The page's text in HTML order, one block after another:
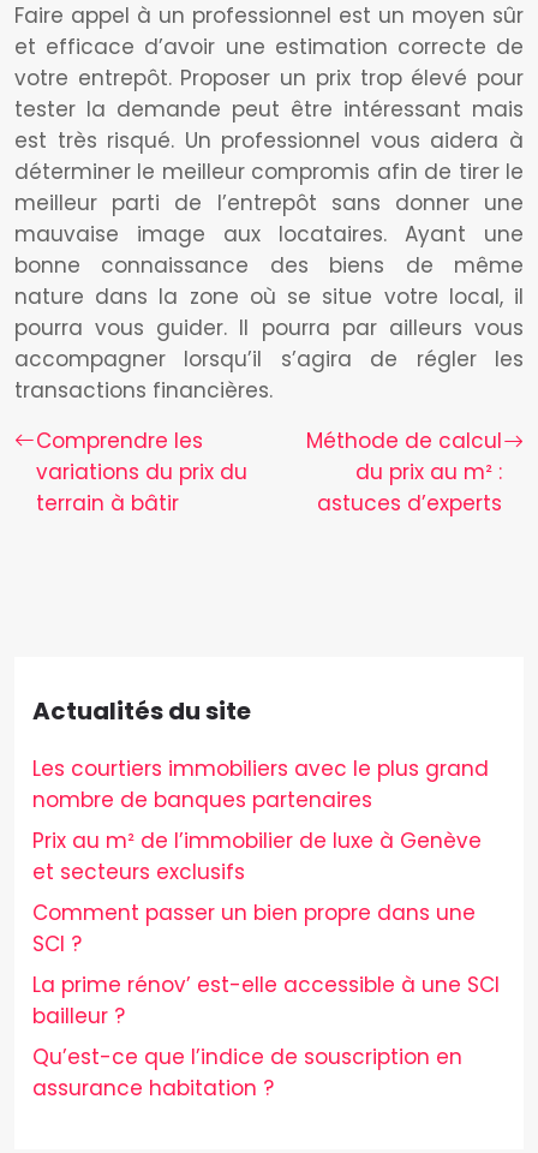
Faire appel à un professionnel est un moyen sûr
et efficace d’avoir une estimation correcte de
votre entrepôt. Proposer un prix trop élevé pour
tester la demande peut être intéressant mais
est très risqué. Un professionnel vous aidera à
déterminer le meilleur compromis afin de tirer le
meilleur parti de l’entrepôt sans donner une
mauvaise image aux locataires. Ayant une
bonne connaissance des biens de même
nature dans la zone où se situe votre local, il
pourra vous guider. Il pourra par ailleurs vous
accompagner lorsqu’il s’agira de régler les
transactions financières.
Comprendre les
variations du prix du
terrain à bâtir
Méthode de calcul
du prix au m² :
astuces d’experts
Actualités du site
Les courtiers immobiliers avec le plus grand
nombre de banques partenaires
Prix au m² de l’immobilier de luxe à Genève
et secteurs exclusifs
Comment passer un bien propre dans une
SCI ?
La prime rénov’ est-elle accessible à une SCI
bailleur ?
Qu’est-ce que l’indice de souscription en
assurance habitation ?